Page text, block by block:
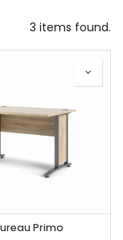
3 items found.
Primo